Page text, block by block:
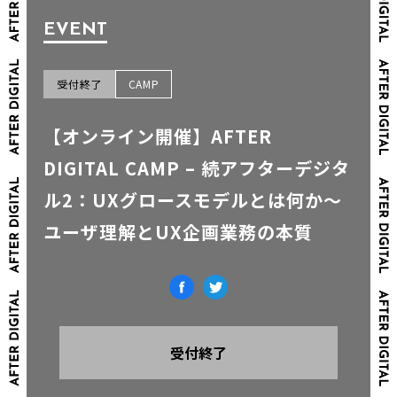
EVENT
受付終了 CAMP
【オンライン開催】AFTER
DIGITAL CAMP – 続アフターデジタ
ル2：UXグロースモデルとは何か～
ユーザ理解とUX企画業務の本質
受付終了